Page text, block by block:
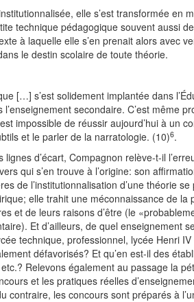
elle s’est transformée en
technique pédagogique souvent aussi
à laquelle elle s’en prenait alors avec
le destin scolaire de toute théorie.
[…] s’est solidement implantée dans
secondaire. C’est même
impossible de réussir aujourd’hui à un
et le parler de la narratologie. (10)6.
lignes d’écart, Compagnon relève-t-il
qui s’en trouve à l’origine: son
de l’institutionnalisation d’une théorie
elle trahit une méconnaissance de la
et de leurs raisons d’être (le
Et d’ailleurs, de quel enseignement
technique, professionnel, lycée Henri
défavorisés? Et qu’en est-il des
Relevons également au passage la
et les pratiques réelles
contraire, les concours sont préparés à